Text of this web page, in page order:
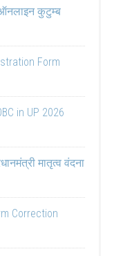
ऑनलाइन कुटुम्ब
Form
in UP 2026
मातृत्व वंदना
Correction